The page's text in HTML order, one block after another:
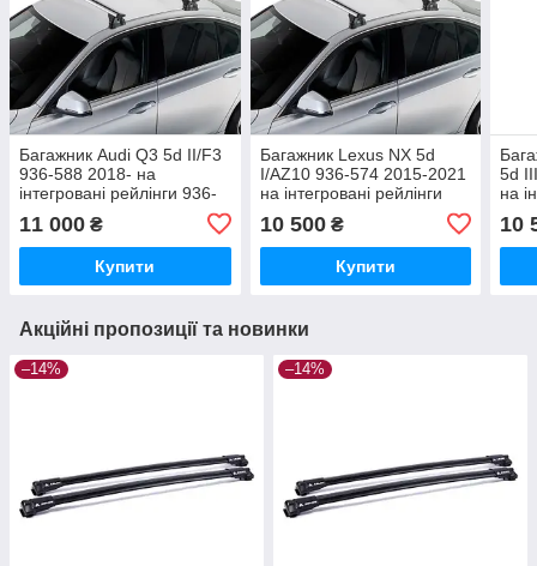
Багажник Audi Q3 5d II/F3
936-588 2018- на
інтегровані рейлінги 936-
11 000 ₴
Купити
Багажник Lexus NX 5d
I/AZ10 936-574 2015-2021
на інтегровані рейлінги
10 500₴
Купити
5d
на
10
Акційні пропозиції та новинки
–14% –14%